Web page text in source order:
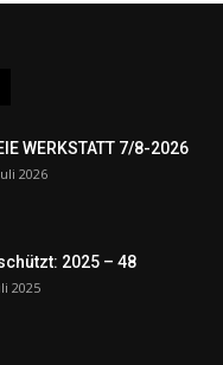
WERKSTATT 7/8-2026
2026
2025 – 48
2025